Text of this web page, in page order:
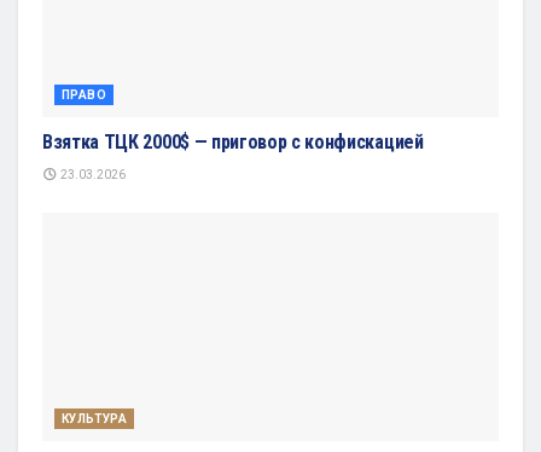
ПРАВО
Взятка ТЦК 2000$ — приговор с конфискацией
23.03.2026
КУЛЬТУРА